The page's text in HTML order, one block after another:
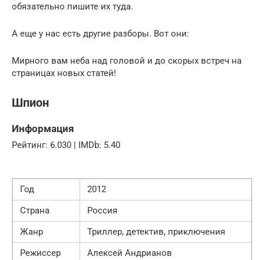
обязательно пишите их туда.
А еще у нас есть другие разборы. Вот они:
Мирного вам неба над головой и до скорых встреч на
страницах новых статей!
Шпион
Информация
Рейтинг: 6.030 | IMDb: 5.40
Год
2012
Страна
Россия
Жанр
Триллер, детектив, приключения
Режиссер
Алексей Андрианов